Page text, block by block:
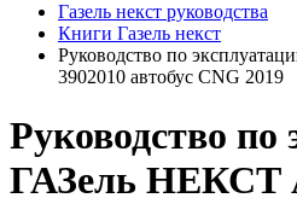
Газель некст руководства
Книги Газель некст
Руководство по
3902010 автобус CNG 2019
Руководство по
ГАЗель НЕКСТ